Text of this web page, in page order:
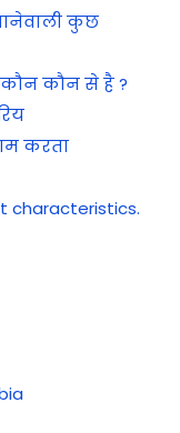
कुछ
कौन से है ?
करता
characteristics.